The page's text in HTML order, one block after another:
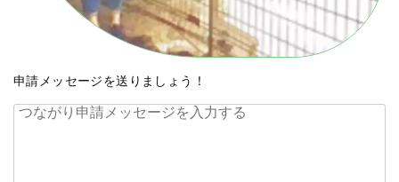
申請メッセージを送りましょう！